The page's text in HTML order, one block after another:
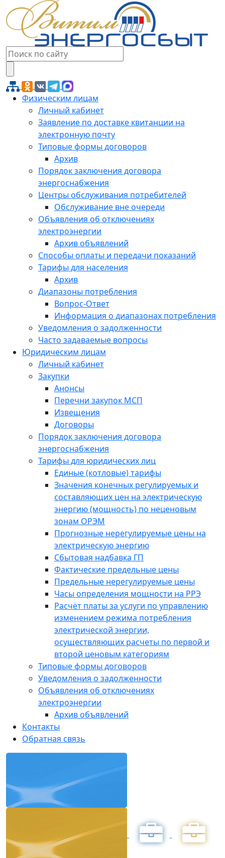
Физическим лицам
Личный кабинет
Заявление по доставке квитанции на
электронную почту
Типовые формы договоров
Архив
Порядок заключения договора
энергоснабжения
Центры обслуживания потребителей
Обслуживание вне очереди
Объявления об отключениях
электроэнергии
Архив объявлений
Способы оплаты и передачи показаний
Тарифы для населения
Архив
Диапазоны потребления
Вопрос-Ответ
Информация о диапазонах потребления
Уведомления о задолженности
Часто задаваемые вопросы
Юридическим лицам
Личный кабинет
Закупки
Анонсы
Перечни закупок МСП
Извещения
Договоры
Порядок заключения договора
энергоснабжения
Тарифы для юридических лиц
Единые (котловые) тарифы
Значения конечных регулируемых и
составляющих цен на электрическую
энергию (мощность) по неценовым
зонам ОРЭМ
Прогнозные нерегулируемые цены на
электрическую энергию
Сбытовая надбавка ГП
Фактические предельные цены
Предельные нерегулируемые цены
Часы определения мощности на РРЭ
Расчёт платы за услуги по управлению
изменением режима потребления
электрической энергии,
осуществляющих расчеты по первой и
второй ценовым категориям
Типовые формы договоров
Уведомления о задолженности
Объявления об отключениях
электроэнергии
Архив объявлений
Контакты
Обратная связь